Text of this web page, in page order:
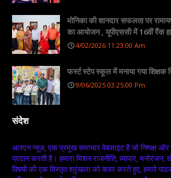
मोनिका की शानदार सफलता पर
का आयोजन , यूपीएससी में 16वीं रैंक
4/02/2026 11:23:00 Am
फर्स्ट स्टेप स्कूल में मनाया गया शिक्षक
9/06/2025 03:25:00 Pm
संदेश
आरएन न्यूज़, एक प्रमुख समाचार वेबसाइट है जो निष्पक्ष
प्रदान करती है। हमारा मिशन राजनीति, व्यापार,
विषयों की एक विस्तृत श्रृंखला को कवर करते हुए, हमारे